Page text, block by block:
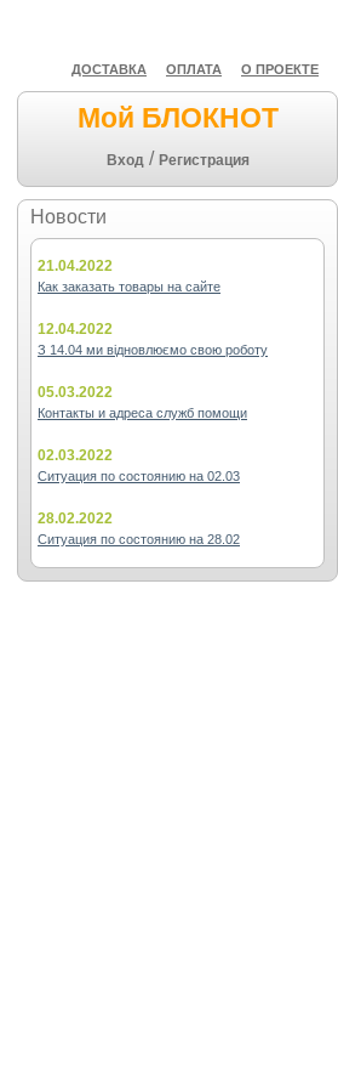
ДОСТАВКА ОПЛАТА О ПРОЕКТЕ
Мой БЛОКНОТ
Вход / Регистрация
Новости
21.04.2022
Как заказать товары на сайте
12.04.2022
З 14.04 ми відновлюємо свою роботу
05.03.2022
Контакты и адреса служб помощи
02.03.2022
Ситуация по состоянию на 02.03
28.02.2022
Ситуация по состоянию на 28.02